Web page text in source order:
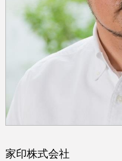
家印株式会社